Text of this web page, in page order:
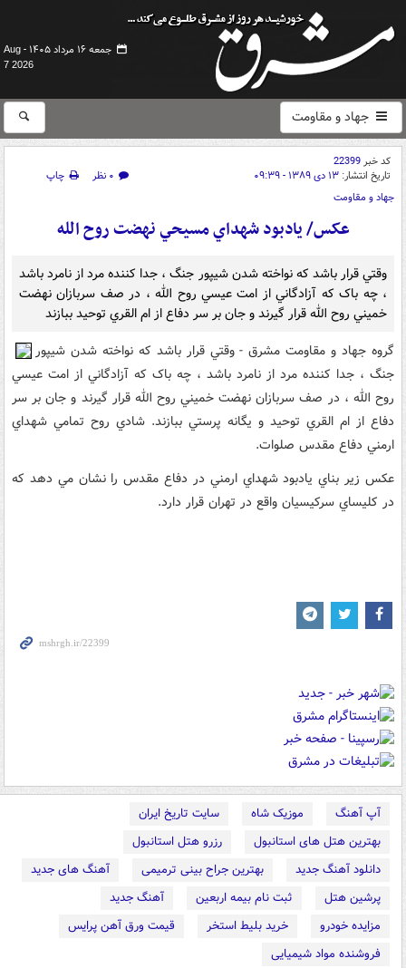
جمعه ۱۶ مرداد ۱۴۰۵ -
Aug
7 2026
جهاد و مقاومت
کد خبر22399
تاریخ انتشار: ۱۳ دی ۱۳۸۹ - ۰۹:۳۹ ۰ نظر
چاپ
جهاد و مقاومت
عکس/ يادبود شهداي مسيحي نهضت روح الله
وقتي قرار باشد که نواخته شدن شيپور جنگ ، جدا کننده مرد از نامرد باشد
، چه باک که آزادگاني از امت عيسي روح الله ، در صف سربازان نهضت
خميني روح الله قرار گيرند و جان بر سر دفاع از ام القري توحيد ببازند
گروه جهاد و مقاومت مشرق - وقتي قرار باشد که نواخته شدن شيپور
جنگ ، جدا کننده مرد از نامرد باشد ، چه باک که آزادگاني از امت عيسي
روح الله ، در صف سربازان نهضت خميني روح الله قرار گيرند و جان بر سر
دفاع از ام القري توحيد و يگانه پرستي ببازند. شادي روح تمامي شهداي
ارمني دفاع مقدس صلوات.
عکس زير بناي يادبود شهداي ارمني در دفاع مقدس را نشان مي دهد که
در کليساي سرکيسيان واقع در تهران قرار دارد.
آپ آهنگ موزیک شاه
سایت تاریخ ایران
بهترین هتل های استانبول
رزرو هتل استانبول
دانلود آهنگ جدید
بهترین جراح بینی ترمیمی
آهنگ های جدید
پرشین هتل
ثبت نام بیمه اربعین
آهنگ جدید
مزایده خودرو
خرید بلیط استخر
قیمت ورق آهن پرایس
فروشنده مواد شیمیایی